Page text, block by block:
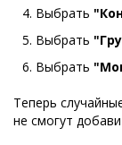
Выбрать
Выбрать
Выбрать
Теперь
не смогут